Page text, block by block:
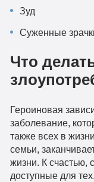
Зуд
Суженные
Что
Героиновая
заболевание,
также всех в
семьи,
жизни. К счастью,
доступные для